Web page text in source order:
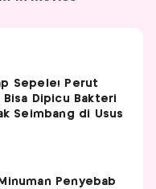
Sepele! Perut
Bisa Dipicu Bakteri
Seimbang di Usus
Penyebab